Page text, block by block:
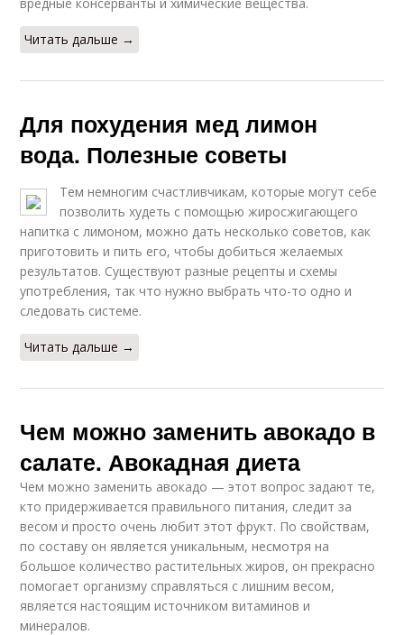
Читать дальше →
Для похудения мед лимон
вода. Полезные советы
Тем немногим счастливчикам, которые могут себе
позволить худеть с помощью жиросжигающего
напитка с лимоном, можно дать несколько советов, как
приготовить и пить его, чтобы добиться желаемых
результатов. Существуют разные рецепты и схемы
употребления, так что нужно выбрать что-то одно и
следовать системе.
Читать дальше →
Чем можно заменить авокадо в
салате. Авокадная диета
Чем можно заменить авокадо — этот вопрос задают те,
кто придерживается правильного питания, следит за
весом и просто очень любит этот фрукт. По свойствам,
по составу он является уникальным, несмотря на
большое количество растительных жиров, он прекрасно
помогает организму справляться с лишним весом,
является настоящим источником витаминов и
минералов.